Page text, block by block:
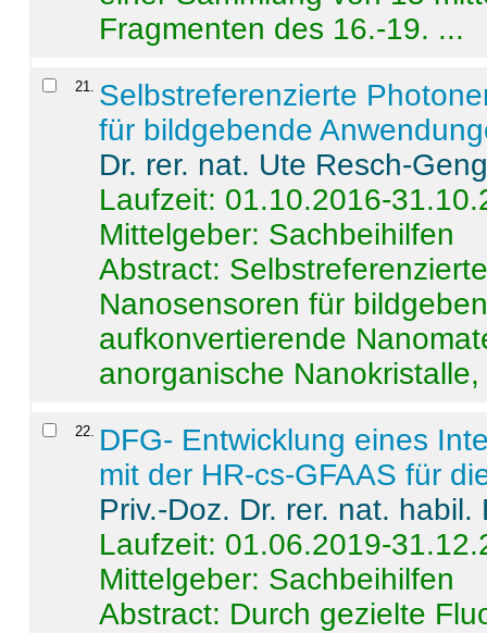
Fragmenten des 16.-19. ...
21
Selbstreferenzierte
für bildgebende
Dr. rer. nat. Ute Resch-
Laufzeit: 01.10.2016-
Mittelgeber: Sachbeihilfen
Abstract:
Nanosensoren für
aufkonvertierende
anorganische
22
DFG- Entwicklung eines
mit der HR-cs-GFAAS für
Priv.-Doz. Dr. rer. nat.
Laufzeit: 01.06.2019-
Mittelgeber: Sachbeihilfen
Abstract: Durch gezielte